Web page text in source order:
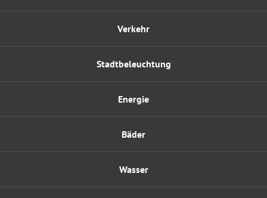
Energie
Wasser
Verkehr
Bäder
Stadtbeleuchtung